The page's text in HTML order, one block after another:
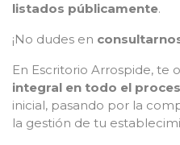
listados públicamente.
¡No dudes en
En Escritorio Arrospide, te
integral en todo el
inicial, pasando por la
la gestión de tu